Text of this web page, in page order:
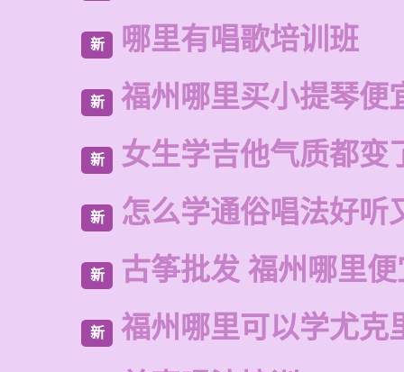
新 哪里有唱歌培训班
新 福州哪里买小提琴便
新 女生学吉他气质都变
新 怎么学通俗唱法好听
新 古筝批发 福州哪里
新 福州哪里可以学尤克